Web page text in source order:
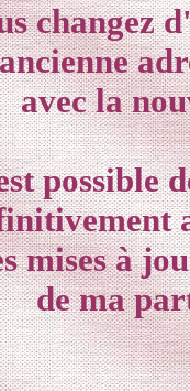
changez
avec la
possible
mises à
de ma